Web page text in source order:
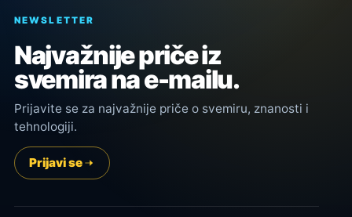
NEWSLETTER
Najvažnije priče iz
svemira na e-mailu.
Prijavite se za najvažnije priče o svemiru, znanosti i
tehnologiji.
Prijavi se